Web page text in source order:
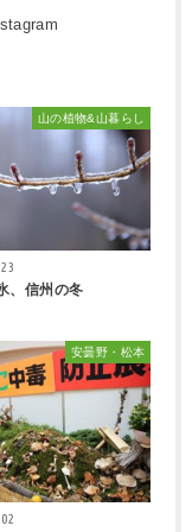
山の植物&山暮らし
、信州の冬
安曇野・松本